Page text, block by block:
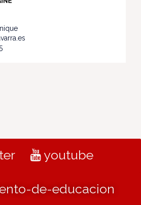
youtube
de-educacion